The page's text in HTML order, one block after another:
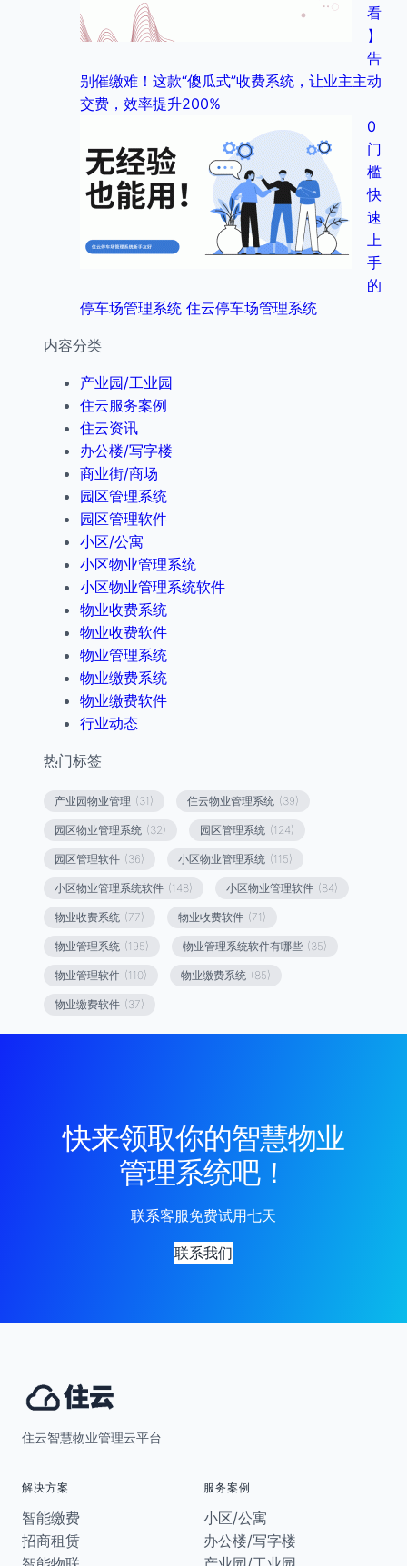
看
】
告
别催缴难！这款“傻瓜式”收费系统，让业主主动
交费，效率提升200%
0
门
槛
快
速
上
手
的
停车场管理系统 住云停车场管理系统
内容分类
产业园/工业园
住云服务案例
住云资讯
办公楼/写字楼
商业街/商场
园区管理系统
园区管理软件
小区/公寓
小区物业管理系统
小区物业管理系统软件
物业收费系统
物业收费软件
物业管理系统
物业缴费系统
物业缴费软件
行业动态
热门标签
产业园物业管理 (31) 住云物业管理系统 (39)
园区物业管理系统 (32) 园区管理系统 (124)
园区管理软件 (36) 小区物业管理系统 (115)
小区物业管理系统软件 (148) 小区物业管理软件 (84)
物业收费系统 (77) 物业收费软件 (71)
物业管理系统 (195) 物业管理系统软件有哪些 (35)
物业管理软件 (110) 物业缴费系统 (85)
物业缴费软件 (37)
快来领取你的智慧物业
管理系统吧！
联系客服免费试用七天
联系我们
住云智慧物业管理云平台
解决方案
智能缴费
招商租赁
服务案例
小区/公寓
办公楼/写字楼